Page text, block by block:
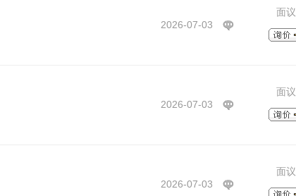
2026-07-03
面议
2026-07-03
面议
2026-07-03
面议